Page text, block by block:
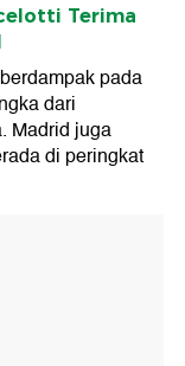
Terima
pada
dari
Madrid juga
di peringkat